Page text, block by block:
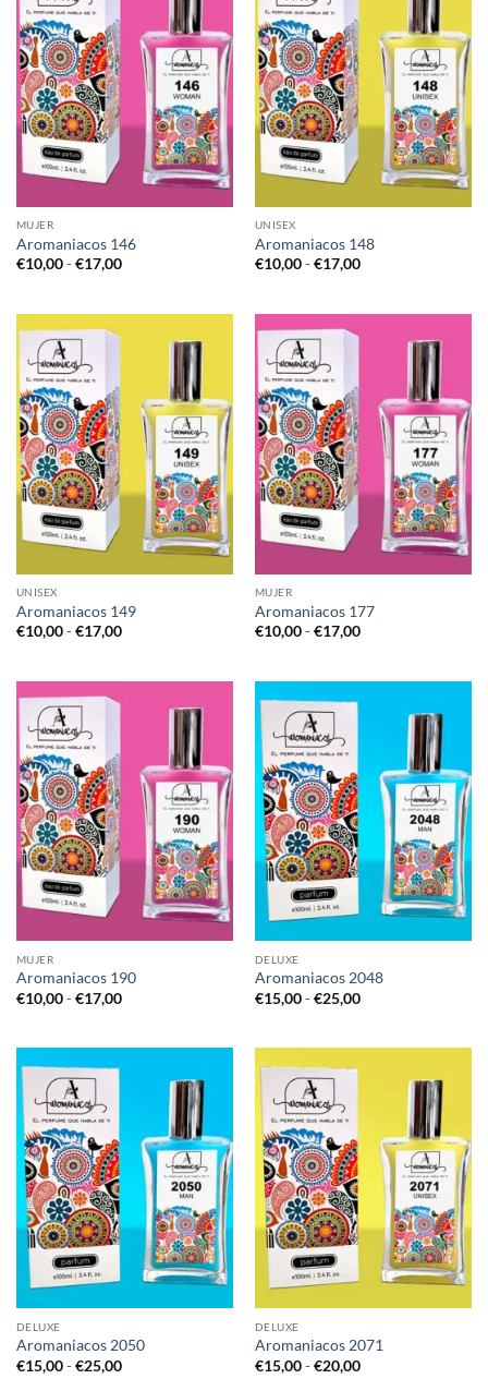
MUJER
Aromaniacos 146
€10,00 - €17,00Rango
€10,00
hasta
UNISEX
Aromaniacos 148
€10,00 - €17,00Rango
€10,00
hasta
UNISEX
Aromaniacos 149
€10,00 - €17,00Rango
€10,00
hasta
MUJER
Aromaniacos 177
€10,00 - €17,00Rango
€10,00
hasta
MUJER
Aromaniacos 190
€10,00 - €17,00Rango
hasta
DELUXE
Aromaniacos 2048
€15,00 - €25,00Rango
hasta
DELUXE
Aromaniacos 2050
€15,00 - €25,00Rango
DELUXE
Aromaniacos 2071
€15,00 - €20,00Rango